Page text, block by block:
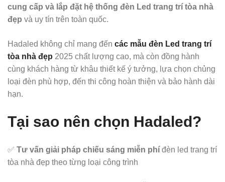
cung cấp và lắp đặt hệ thống đèn Led trang trí tòa nhà
đẹp và uy tín trên toàn quốc.
Hadaled không chỉ mang đến các mẫu đèn Led trang trí
tòa nhà đẹp 2025 chất lượng cao, mà còn đồng hành
cùng khách hàng từ khâu thiết kế ý tưởng, lựa chọn chủng
loại đèn phù hợp, đến thi công hoàn thiện và bảo hành dài
hạn.
Tại sao nên chọn Hadaled?
✅ Tư vấn giải pháp chiếu sáng miễn phí đèn led trang trí
tòa nhà đẹp theo từng loại công trình